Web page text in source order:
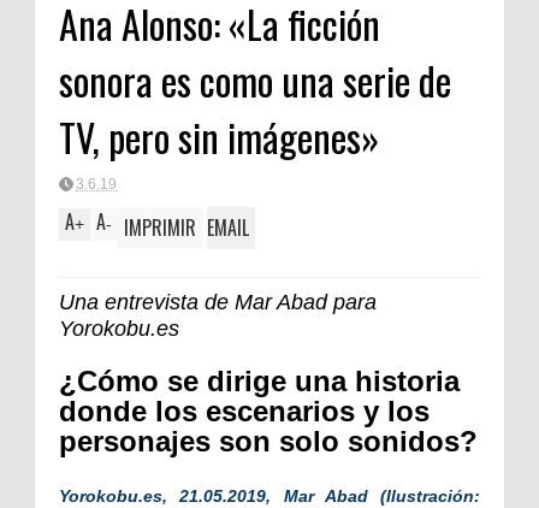
FORTA
Ana Alonso: «La ficción
sonora es como una serie de
TV, pero sin imágenes»
3.6.19
A+ A- IMPRIMIR EMAIL
Una entrevista de Mar Abad para
Yorokobu.es
¿Cómo se dirige una historia
donde los escenarios y los
personajes son solo sonidos?
Yorokobu.es, 21.05.2019, Mar Abad (Ilustración: